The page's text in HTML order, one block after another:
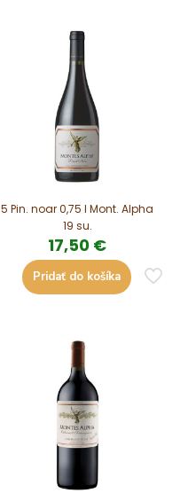
5 Pin. noar 0,75 l Mont. Alpha
19 su.
17,50 €
Pridať do košíka